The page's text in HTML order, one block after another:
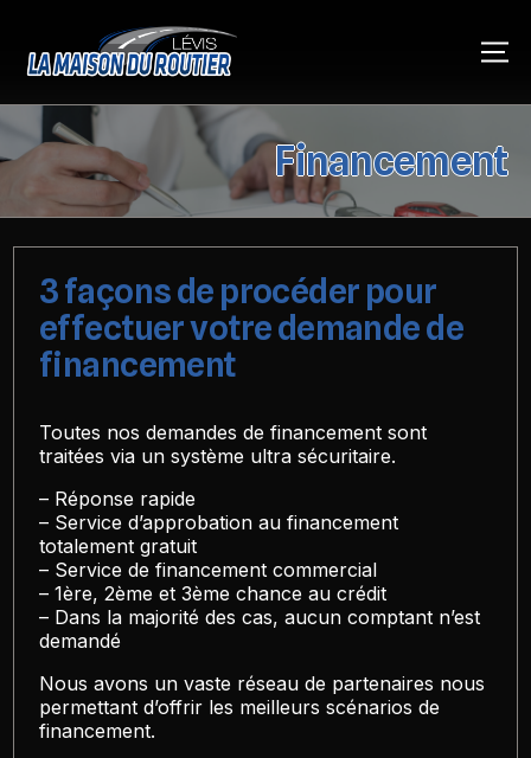
Financement
3 façons de procéder pour
effectuer votre demande de
financement
Toutes nos demandes de financement sont
traitées via un système ultra sécuritaire.
– Réponse rapide
– Service d’approbation au financement
totalement gratuit
– Service de financement commercial
– 1ère, 2ème et 3ème chance au crédit
– Dans la majorité des cas, aucun comptant n’est
demandé
Nous avons un vaste réseau de partenaires nous
permettant d’offrir les meilleurs scénarios de
financement.